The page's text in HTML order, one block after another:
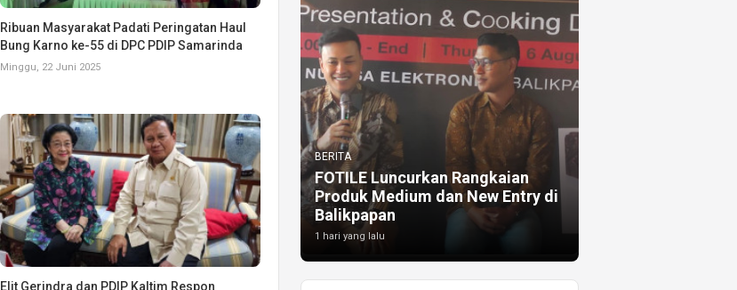
Ribuan Masyarakat Padati Peringatan Haul
Bung Karno ke-55 di DPC PDIP Samarinda
Minggu, 22 Juni 2025
Elit Gerindra dan PDIP Kaltim Respon
BERITA
FOTILE Luncurkan Rangkaian
Produk Medium dan New Entry di
Balikpapan
1 hari yang lalu